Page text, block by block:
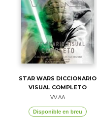
STAR WARS DICCIONARIO
VISUAL COMPLETO
VV.AA
Disponible en breu